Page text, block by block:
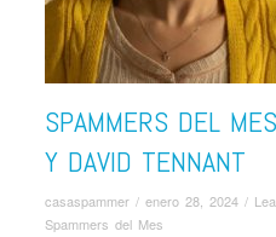
SPAMMERS DEL
Y DAVID TENNANT
casaspammer / enero 28, 2024 /
Spammers del Mes